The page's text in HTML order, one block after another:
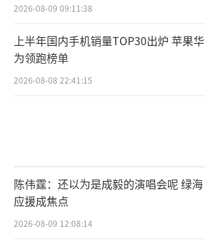
2026-08-09 09:11:38
上半年国内手机销量TOP30出炉 苹果华
为领跑榜单
2026-08-08 22:41:15
陈伟霆：还以为是成毅的演唱会呢 绿海
应援成焦点
2026-08-09 12:08:14